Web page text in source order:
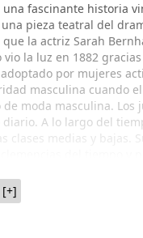
una fascinante historia
pieza teatral del
la actriz Sarah
la luz en 1882
por mujeres
masculina cuando
moda masculina. Los
A lo largo del
clases medias y bajas.
Indiana
de la Prohibición y
a su imagen.